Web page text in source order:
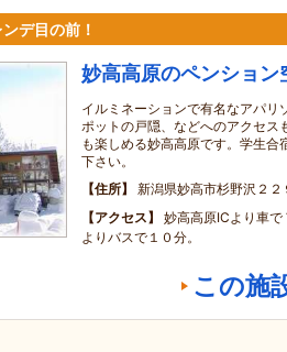
デ目の前！
妙高高原のペンション
イルミネーションで有名なアパリ
ポットの戸隠、などへのアクセス
も楽しめる妙高高原です。学生合
下さい。
住所
新潟県妙高市杉野沢２２
アクセス
妙高高原ICより車
よりバスで１０分。
この施